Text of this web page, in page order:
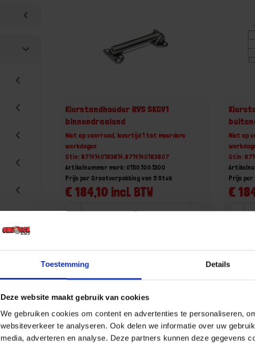
Toestemming Details
Deze website maakt gebruik van cookies
We gebruiken cookies om content en advertenties te personaliseren,
websiteverkeer te analyseren. Ook delen we informatie over uw
media, adverteren en analyse. Deze partners kunnen deze gegevens
Kierstandhouder RVS SKGV1
binnendraaiend
Niet op voorraad, levertijd 1 tot meerdere
werkdagen
Gtin: 8714140183814,8714140183807
Artikelnummer merk: 0150.100.1300
€ 184,10 incl. BTW
Prijs per Grootverpakking van 5 Stuk
- +
Bestel nu!
Niet op
Gtin:
€
Prijs per
-